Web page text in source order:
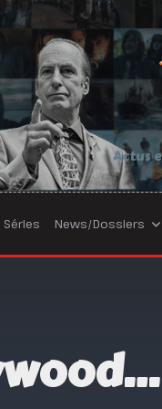
Actus
Séries News/Dossiers